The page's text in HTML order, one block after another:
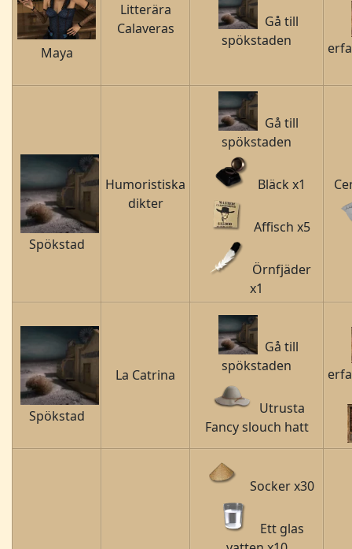
Maya
Litterära
Calaveras
Gå till
spökstaden
Spökstad
Humoristiska
dikter
Gå till
spökstaden
Bläck x1
Affisch x5
Örnfjäder
x1
Spökstad
La Catrina
Gå till
spökstaden
Utrusta
Fancy slouch hatt
Socker x30
Ett glas